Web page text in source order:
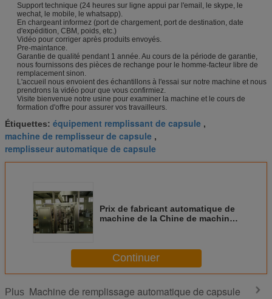
Support technique (24 heures sur ligne appui par l'email, le skype, le
wechat, le mobile, le whatsapp).
En chargeant informez (port de chargement, port de destination, date
d'expédition, CBM, poids, etc.)
Vidéo pour corriger après produits envoyés.
Pre-maintance.
Garantie de qualité pendant 1 année. Au cours de la période de garantie,
nous fournissons des pièces de rechange pour le homme-facteur libre de
remplacement sinon.
L'accueil nous envoient des échantillons à l'essai sur notre machine et nous
prendrons la vidéo pour que vous confirmiez.
Visite bienvenue notre usine pour examiner la machine et le cours de
formation d'offre pour assurer vos travailleurs.
Étiquettes: équipement remplissant de capsule ,
machine de remplisseur de capsule ,
remplisseur automatique de capsule
Prix de fabricant automatique de
machine de la Chine de machine
Continuer
Plus Machine de remplissage automatique de capsule